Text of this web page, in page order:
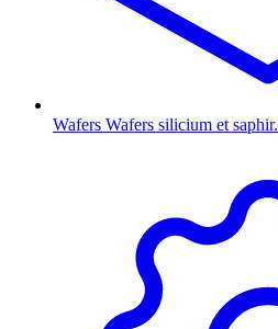
Wafers Wafers silicium et saphir.